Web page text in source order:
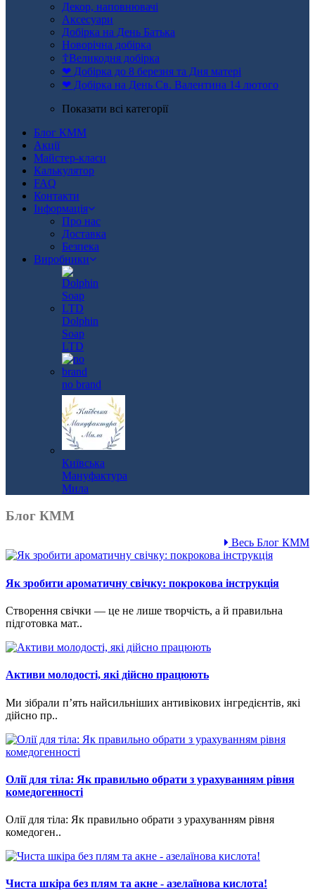
Декор, наповнювачі
Аксесуари
Добірка на День Батька
Новорічна добірка
☦Великодня добірка
❤ Добірка до 8 березня та Дня матері
❤ Добірка на День Св. Валентина 14 лютого
Показати всі категорії
Блог КММ
Акції
Майстер-класи
Калькулятор
FAQ
Контакти
Інформація
Про нас
Доставка
Безпека
Виробники
Dolphin
Soap
LTD
no brand
Київська
Мануфактура
Мила
Блог КММ
Весь Блог КММ
Як зробити ароматичну свічку: покрокова інструкція
Створення свічки — це не лише творчість, а й правильна
підготовка мат..
Активи молодості, які дійсно працюють
Ми зібрали п’ять найсильніших антивікових інгредієнтів, які
дійсно пр..
Олії для тіла: Як правильно обрати з урахуванням рівня
комедогенності
Олії для тіла: Як правильно обрати з урахуванням рівня
комедоген..
Чиста шкіра без плям та акне - азелаїнова кислота!